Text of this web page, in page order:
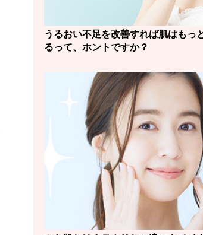
うるおい不足を改善すれば肌はもっ
るって、ホントですか？